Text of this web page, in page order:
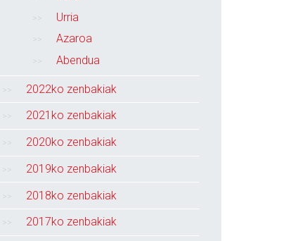
Urria
Azaroa
Abendua
2022ko zenbakiak
2021ko zenbakiak
2020ko zenbakiak
2019ko zenbakiak
2018ko zenbakiak
2017ko zenbakiak